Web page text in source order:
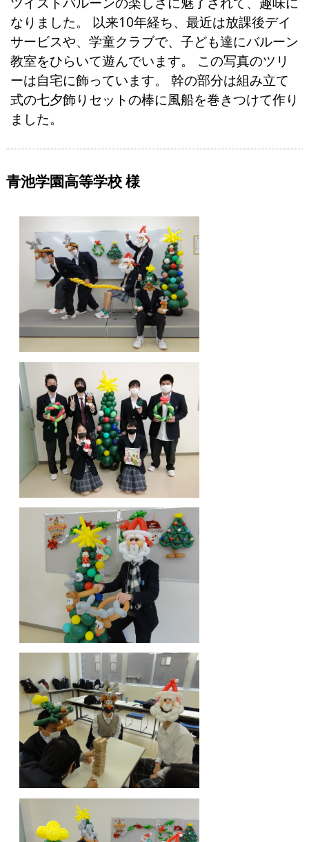
なりました。 以来10年経ち、最近は放課後デイ
サービスや、学童クラブで、子ども達にバルーン
教室をひらいて遊んでいます。 この写真のツリ
ーは自宅に飾っています。 幹の部分は組み立て
式の七夕飾りセットの棒に風船を巻きつけて作り
ました。
青池学園高等学校 様